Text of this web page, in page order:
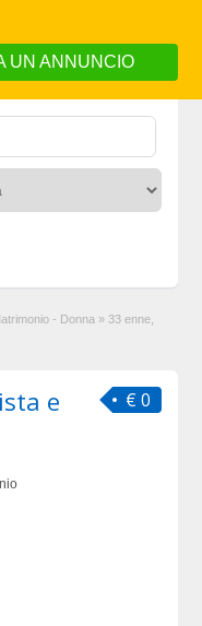
UN ANNUNCIO
- Donna » 33 enne,
€ 0
e